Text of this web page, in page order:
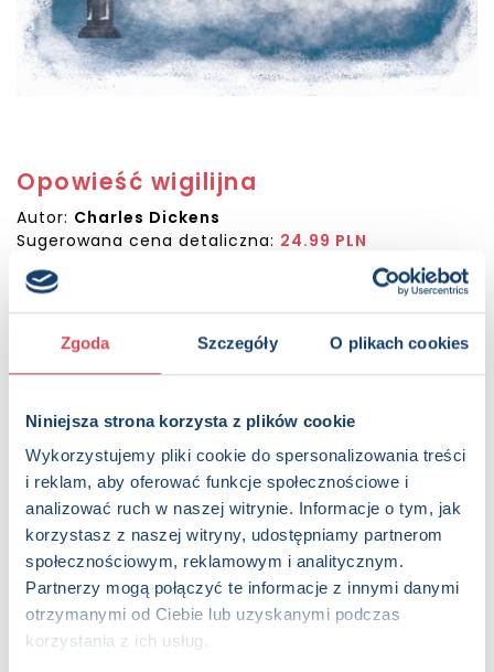
Zgoda Szczegóły O plikach cookies
Niniejsza strona korzysta z plików cookie
Wykorzystujemy pliki cookie do spersonalizowania treści
i reklam, aby oferować funkcje społecznościowe i
analizować ruch w naszej witrynie. Informacje o tym, jak
korzystasz z naszej witryny, udostępniamy partnerom
społecznościowym, reklamowym i analitycznym.
Partnerzy mogą połączyć te informacje z innymi danymi
otrzymanymi od Ciebie lub uzyskanymi podczas
korzystania z ich usług.
Opowieść wigilijna
Autor: Charles Dickens
Sugerowana cena detaliczna: 24.99 PLN
KUP NA SWIATKSIAZKI.PL
KUP NA KSIAZKI.PL
OPIS
Poznaj Ebenezera Scrooge’: skąpca i samoluba, który wprost
nie cierpi świąt Bożego Narodzenia. Ta książka, do której
piękne ilustracje przygotowała utalentowana hiszpańska
artystka, Ana García, opowiada o tym, jak w jedną noc
wszystko może się odmienić. Utwór Karola Dickensa,
zaliczany do klasyki literatury dla dzieci i młodzieży, stanowi
pouczającą lekturę dla kolejnych pokoleń młodych.
Strony:142 , Format: 17x23,5 cm